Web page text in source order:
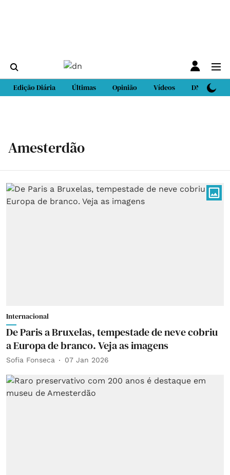
Edição Diária Últimas Opinião Vídeos DN Sport
Amesterdão
Internacional
De Paris a Bruxelas, tempestade de neve cobriu
a Europa de branco. Veja as imagens
Sofia Fonseca 07 Jan 2026